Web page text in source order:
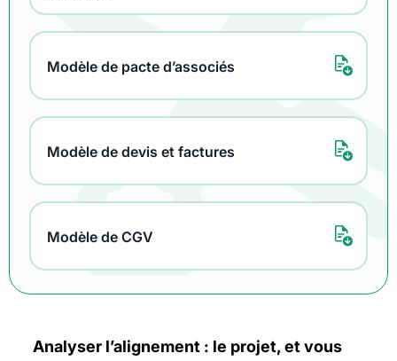
Modèle de pacte d’associés
Modèle de devis et factures
Modèle de CGV
Analyser l’alignement : le projet, et vous